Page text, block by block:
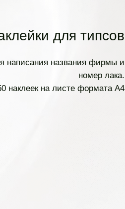
для типсов
написания названия фирмы и
номер лака.
наклеек на листе формата А4